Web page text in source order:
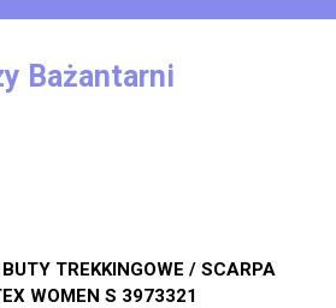
Bażantarni
BUTY TREKKINGOWE / SCARPA
WOMEN S 3973321